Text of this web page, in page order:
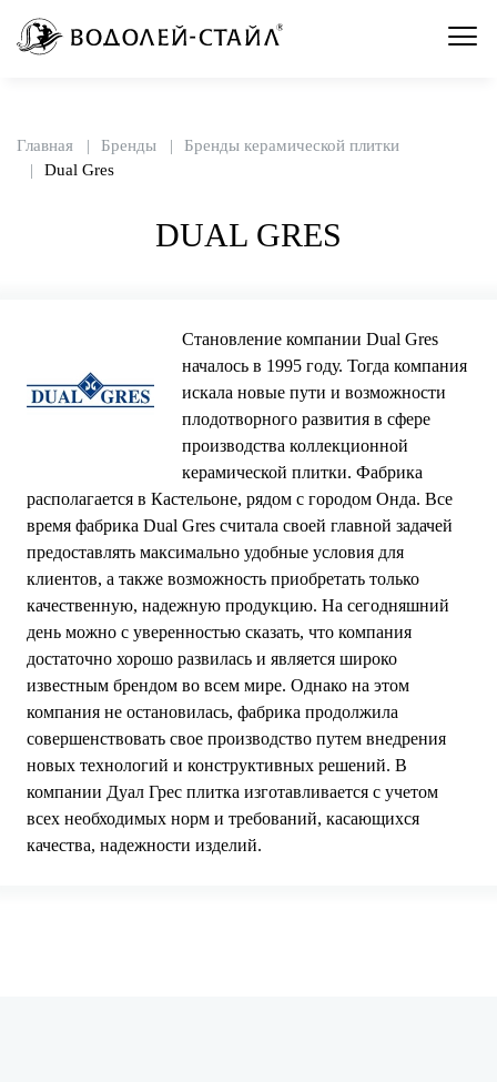
Главная Бренды
Бренды керамической плитки
Dual Gres
DUAL GRES
Становление компании Dual Gres
началось в 1995 году. Тогда компания
искала новые пути и возможности
плодотворного развития в сфере
производства коллекционной
керамической плитки. Фабрика
располагается в Кастельоне, рядом с городом Онда. Все
время фабрика Dual Gres считала своей главной задачей
предоставлять максимально удобные условия для
клиентов, а также возможность приобретать только
качественную, надежную продукцию. На сегодняшний
день можно с уверенностью сказать, что компания
достаточно хорошо развилась и является широко
известным брендом во всем мире. Однако на этом
компания не остановилась, фабрика продолжила
совершенствовать свое производство путем внедрения
новых технологий и конструктивных решений. В
компании Дуал Грес плитка изготавливается с учетом
всех необходимых норм и требований, касающихся
качества, надежности изделий.